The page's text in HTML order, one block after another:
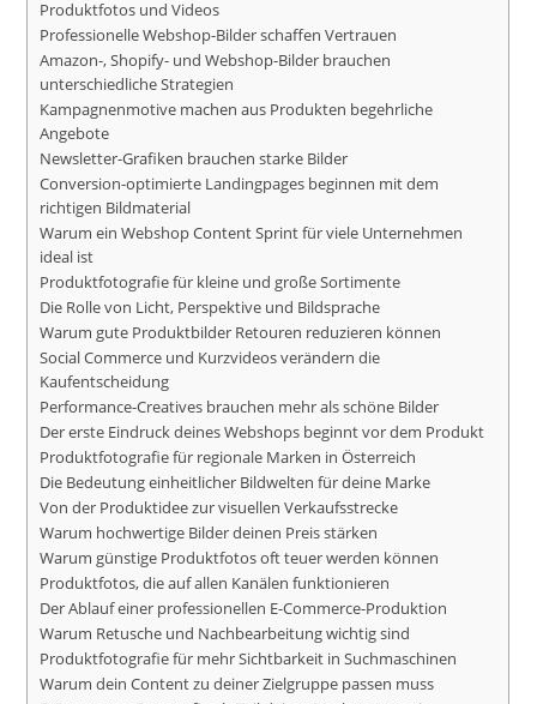
Produktfotos und Videos
Professionelle Webshop-Bilder schaffen Vertrauen
Amazon-, Shopify- und Webshop-Bilder brauchen
unterschiedliche Strategien
Kampagnenmotive machen aus Produkten begehrliche
Angebote
Newsletter-Grafiken brauchen starke Bilder
Conversion-optimierte Landingpages beginnen mit dem
richtigen Bildmaterial
Warum ein Webshop Content Sprint für viele Unternehmen
ideal ist
Produktfotografie für kleine und große Sortimente
Die Rolle von Licht, Perspektive und Bildsprache
Warum gute Produktbilder Retouren reduzieren können
Social Commerce und Kurzvideos verändern die
Kaufentscheidung
Performance-Creatives brauchen mehr als schöne Bilder
Der erste Eindruck deines Webshops beginnt vor dem Produkt
Produktfotografie für regionale Marken in Österreich
Die Bedeutung einheitlicher Bildwelten für deine Marke
Von der Produktidee zur visuellen Verkaufsstrecke
Warum hochwertige Bilder deinen Preis stärken
Warum günstige Produktfotos oft teuer werden können
Produktfotos, die auf allen Kanälen funktionieren
Der Ablauf einer professionellen E-Commerce-Produktion
Warum Retusche und Nachbearbeitung wichtig sind
Produktfotografie für mehr Sichtbarkeit in Suchmaschinen
Warum dein Content zu deiner Zielgruppe passen muss